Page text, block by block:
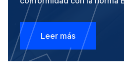
Leer más